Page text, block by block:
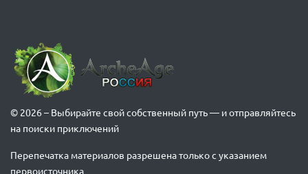
© 2026 – Выбирайте свой собственный путь — и отправляйтесь
на поиски приключений
Перепечатка материалов разрешена только с указанием
первоисточника